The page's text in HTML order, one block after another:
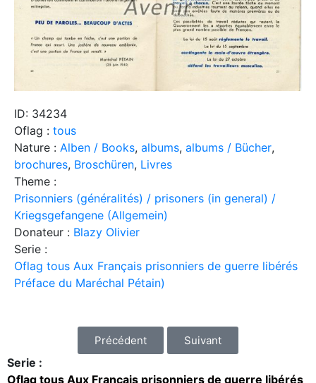
ID: 34234
Oflag : tous
Nature : Alben / Books, albums, albums / Bücher,
brochures, Broschüren, Livres
Theme :
Prisonniers (généralités) / prisoners (in general) /
Kriegsgefangene (Allgemein)
Donateur : Blazy Olivier
Serie :
Oflag tous Aux Français prisonniers de guerre libérés
Préface du Maréchal Pétain)
Précédent Suivant
Serie :
Oflag tous Aux Français prisonniers de guerre libérés